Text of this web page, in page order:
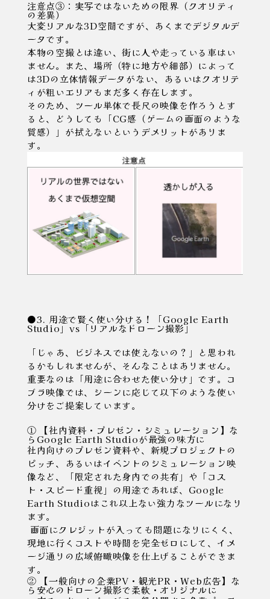
注意点③：実写ではないための限界（クオリティ
の差異）
大変リアルな3D空間ですが、あくまでデジタルデ
ータです。
本物の空撮とは違い、街に人や走っている車はい
ません。また、場所（特に地方や細部）によって
は3Dの立体情報データがない、あるいはクオリテ
ィが粗いエリアもまだ多く存在します。
そのため、ツール単体で長尺の映像を作ろうとす
ると、どうしても「CG感（ゲームの画面のような
質感）」が拭えないというデメリットがありま
す。
●3. 用途で賢く使い分ける！「Google Earth
Studio」vs「リアルなドローン撮影」
「じゃあ、ビジネスでは使えないの？」と思われ
るかもしれませんが、そんなことはありません。
重要なのは「用途に合わせた使い分け」です。コ
ブラ映像では、シーンに応じて以下のような使い
分けをご提案しています。
① 【社内資料・プレゼン・シミュレーション】な
らGoogle Earth Studioが最強の味方に
社内向けのプレゼン資料や、新規プロジェクトの
ピッチ、あるいはイベントのシミュレーション映
像など、
「限定された身内での共有」や「コス
ト・スピード重視」の用途であれば、Google
Earth Studioはこれ以上ない強力なツールになり
ます。
画面にクレジットが入っても問題になりにくく、
現地に行くコストや時間を完全ゼロにして、イメ
ージ通りの広域俯瞰映像を仕上げることができま
す。
② 【一般向けの企業PV・観光PR・Web広告】な
ら安心のドローン撮影で柔軟・オリジナルに